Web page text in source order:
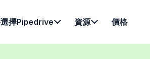
擇Pipedrive 資源 價格